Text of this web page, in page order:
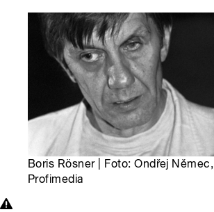
Boris Rösner | Foto: Ondřej Němec,
Profimedia